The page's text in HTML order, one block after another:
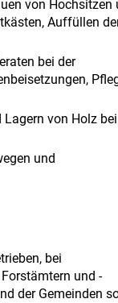
von Hochsitzen
Auffüllen
bei der
Lagern von Holz
und
bei
und -
der Gemeinden